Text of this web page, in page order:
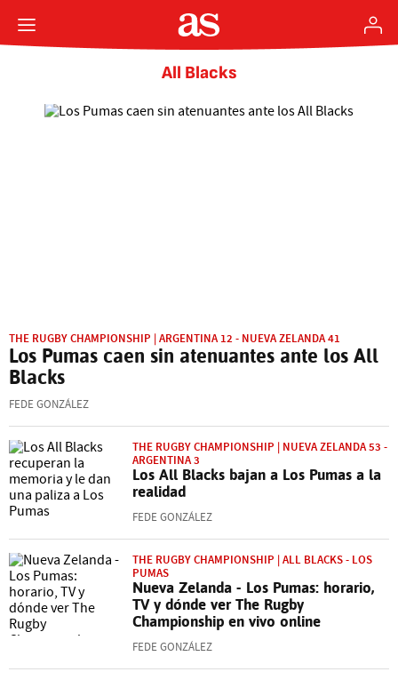
All Blacks
THE RUGBY CHAMPIONSHIP | ARGENTINA 12 - NUEVA ZELANDA 41
Los Pumas caen sin atenuantes ante los All
Blacks
FEDE GONZÁLEZ
THE RUGBY CHAMPIONSHIP | NUEVA ZELANDA 53 -
ARGENTINA 3
Los All Blacks bajan a Los Pumas a la
realidad
FEDE GONZÁLEZ
THE RUGBY CHAMPIONSHIP | ALL BLACKS - LOS
PUMAS
Nueva Zelanda - Los Pumas: horario,
TV y dónde ver The Rugby
Championship en vivo online
FEDE GONZÁLEZ